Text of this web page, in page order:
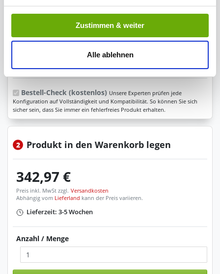
zu den genannten Zwecken ein.
Ihre Einwilligung können Sie jederzeit mit Wirkung für die
Zukunft widerrufen. Am einfachsten ist es, wenn Sie dazu
unter "Cookies" Ihre getroffene Auswahl anpassen. Durch
den Widerruf der Einwilligung wird die vorherige
Verarbeitung nicht berührt.
Zustimmen & weiter
Alle ablehnen
Ihre Bemerkung
Bestell-Check (kostenlos) Unsere Experten prüfen jede
Konfiguration auf Vollständigkeit und Kompatibilität. So können Sie sich
sicher sein, dass Sie immer ein fehlerfreies Produkt erhalten.
2 Produkt in den Warenkorb legen
342,97 €
Preis inkl. MwSt zzgl. Versandkosten
Abhängig vom Lieferland kann der Preis variieren.
Lieferzeit: 3-5 Wochen
Anzahl / Menge